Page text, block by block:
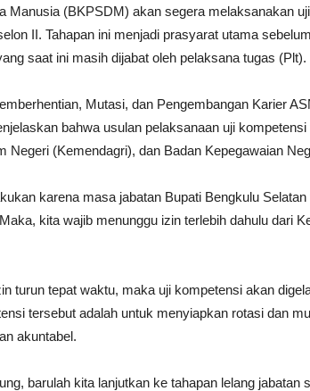
Manusia (BKPSDM) akan segera melaksanakan
II. Tahapan ini menjadi prasyarat utama
saat ini masih dijabat oleh pelaksana tugas (Plt).
Mutasi, dan Pengembangan Karier
bahwa usulan pelaksanaan uji
Negeri (Kemendagri), dan Badan Kepegawaian
karena masa jabatan Bupati Bengkulu
kita wajib menunggu izin terlebih dahulu dari
turun tepat waktu, maka uji kompetensi akan
tersebut adalah untuk menyiapkan rotasi dan
akuntabel.
barulah kita lanjutkan ke tahapan lelang jabatan